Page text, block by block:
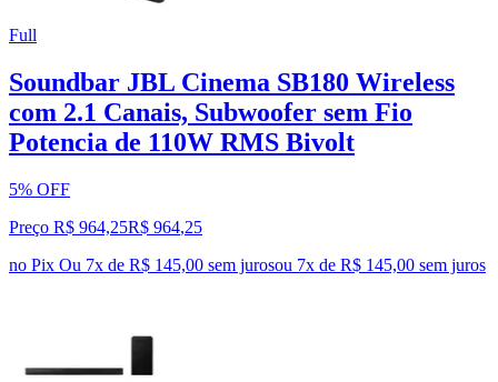
Full
Soundbar JBL Cinema SB180 Wireless
com 2.1 Canais, Subwoofer sem Fio
Potencia de 110W RMS Bivolt
5% OFF
Preço R$ 964,25R$ 964,25
no Pix Ou 7x de R$ 145,00 sem jurosou 7x de R$ 145,00 sem juros